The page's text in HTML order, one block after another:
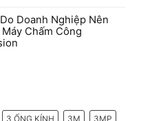
Doanh Nghiệp Nên
Chấm Công
3 ỐNG KÍNH 3M
3MP